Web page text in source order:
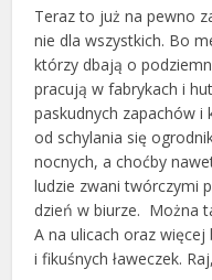
Teraz to już na pewno
nie dla wszystkich. Bo
którzy dbają o
pracują w fabrykach i
paskudnych zapachów i
od schylania się
nocnych, a choćby
ludzie zwani twórczymi
dzień w biurze. Można
A na ulicach oraz
i fikuśnych ławeczek.